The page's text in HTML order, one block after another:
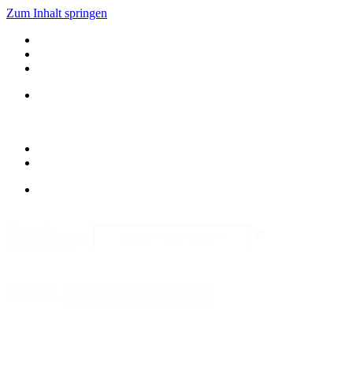
Zum Inhalt springen